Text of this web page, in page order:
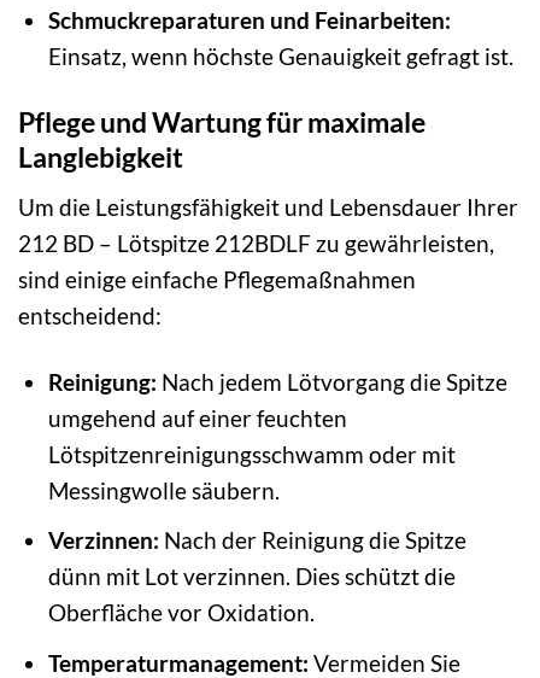
Schmuckreparaturen und Feinarbeiten:
Einsatz, wenn höchste Genauigkeit gefragt ist.
Pflege und Wartung für maximale
Langlebigkeit
Um die Leistungsfähigkeit und Lebensdauer Ihrer
212 BD – Lötspitze 212BDLF zu gewährleisten,
sind einige einfache Pflegemaßnahmen
entscheidend:
Reinigung: Nach jedem Lötvorgang die Spitze
umgehend auf einer feuchten
Lötspitzenreinigungsschwamm oder mit
Messingwolle säubern.
Verzinnen: Nach der Reinigung die Spitze
dünn mit Lot verzinnen. Dies schützt die
Oberfläche vor Oxidation.
Temperaturmanagement: Vermeiden Sie